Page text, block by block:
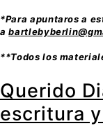
*Para apuntaros a
a
**Todos los
Querido
escritura